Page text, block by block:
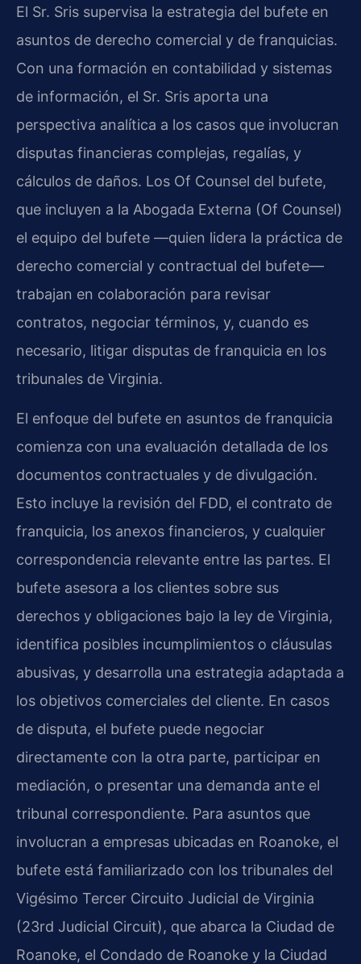
El Sr. Sris supervisa la estrategia del bufete en
asuntos de derecho comercial y de franquicias.
Con una formación en contabilidad y sistemas
de información, el Sr. Sris aporta una
perspectiva analítica a los casos que involucran
disputas financieras complejas, regalías, y
cálculos de daños. Los Of Counsel del bufete,
que incluyen a la Abogada Externa (Of Counsel)
el equipo del bufete —quien lidera la práctica de
derecho comercial y contractual del bufete—
trabajan en colaboración para revisar
contratos, negociar términos, y, cuando es
necesario, litigar disputas de franquicia en los
tribunales de Virginia.
El enfoque del bufete en asuntos de franquicia
comienza con una evaluación detallada de los
documentos contractuales y de divulgación.
Esto incluye la revisión del FDD, el contrato de
franquicia, los anexos financieros, y cualquier
correspondencia relevante entre las partes. El
bufete asesora a los clientes sobre sus
derechos y obligaciones bajo la ley de Virginia,
identifica posibles incumplimientos o cláusulas
abusivas, y desarrolla una estrategia adaptada a
los objetivos comerciales del cliente. En casos
de disputa, el bufete puede negociar
directamente con la otra parte, participar en
mediación, o presentar una demanda ante el
tribunal correspondiente. Para asuntos que
involucran a empresas ubicadas en Roanoke, el
bufete está familiarizado con los tribunales del
Vigésimo Tercer Circuito Judicial de Virginia
(23rd Judicial Circuit), que abarca la Ciudad de
Roanoke, el Condado de Roanoke y la Ciudad